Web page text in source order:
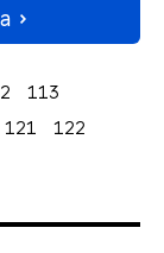
113
121
122